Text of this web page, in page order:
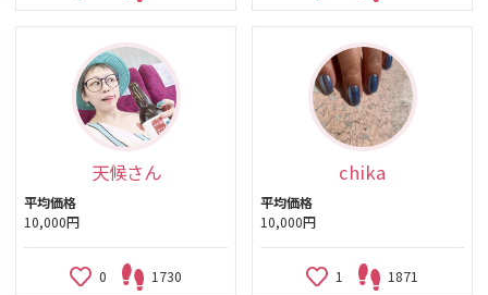
天候さん
平均価格
10,000円
0 1730
chika
平均価格
10,000円
1 1871